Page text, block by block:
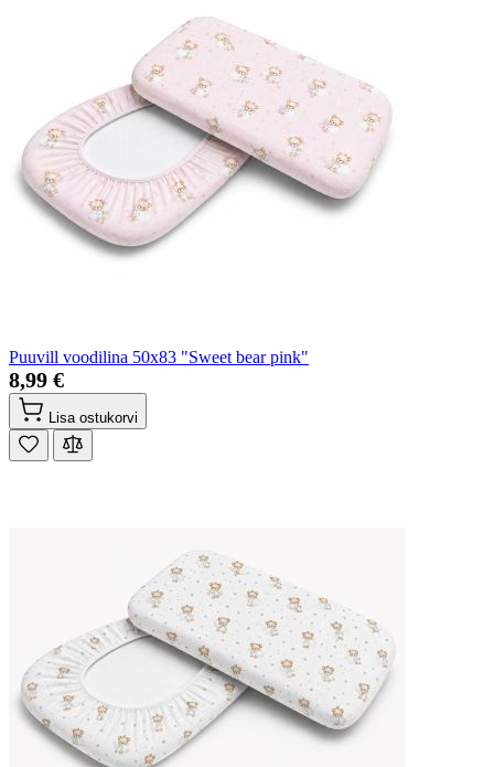
Puuvill voodilina 50x83 "Sweet bear pink"
8,99 €
Lisa ostukorvi